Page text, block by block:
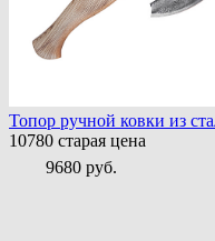
Топор ручной ковки из
10780 старая цена
9680 руб.